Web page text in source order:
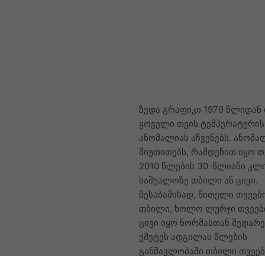
ზედა გრაფიკი 1979
ყოველი თვის ტემპერატურის
ანომალიას აჩვენებს.
მიუთითებს, რამდენით იყო
2010 წლების 30-წლიანი
საშუალოზე თბილი ან ცივი.
შესაბამისად, წითელი
თბილი, ხოლო ლურჯი
ცივი იყო ნორმასთან
უმეტეს ადგილას წლების
განმავლობაში თბილი